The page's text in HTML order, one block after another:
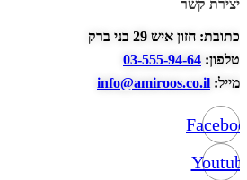
יצירת קשר
כתובת: חזון איש 29 בני ברק
טלפון: 03-555-94-64
מייל: info@amiroos.co.il